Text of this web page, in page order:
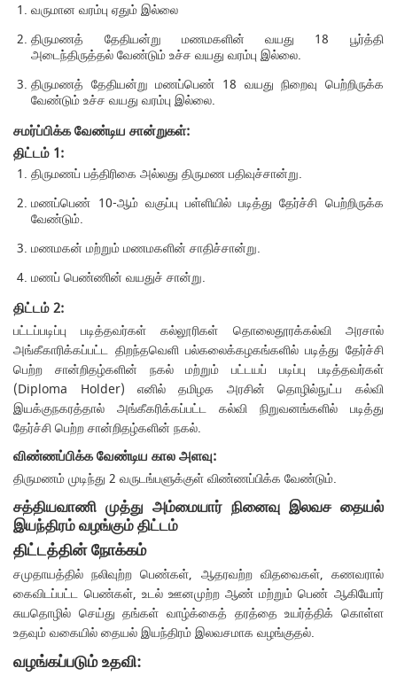
வருமான வரம்பு ஏதும் இல்லை
திருமணத் தேதியன்று மணமகளின் வயது 18 பூர்த்தி
அடைந்திருத்தல் வேண்டும் உச்ச வயது வரம்பு இல்லை.
திருமணத் தேதியன்று மணப்பெண் 18 வயது நிறைவு பெற்றிருக்க
வேண்டும் உச்ச வயது வரம்பு இல்லை.
சமர்ப்பிக்க வேண்டிய சான்றுகள்:
திட்டம் 1:
திருமணப் பத்திரிகை அல்லது திருமண பதிவுச்சான்று.
மணப்பெண் 10-ஆம் வகுப்பு பள்ளியில் படித்து தேர்ச்சி பெற்றிருக்க
வேண்டும்.
மணமகன் மற்றும் மணமகளின் சாதிச்சான்று.
மணப் பெண்ணின் வயதுச் சான்று.
திட்டம் 2:
பட்டப்படிப்பு படித்தவர்கள் கல்லூரிகள் தொலைதூரக்கல்வி அரசால்
அங்கீகாரிக்கப்பட்ட திறந்தவெளி பல்கலைக்கழகங்களில் படித்து தேர்ச்சி
பெற்ற சான்றிதழ்களின் நகல் மற்றும் பட்டயப் படிப்பு படித்தவர்கள்
(Diploma Holder) எனில் தமிழக அரசின் தொழில்நுட்ப கல்வி
இயக்குநகரத்தால் அங்கீகரிக்கப்பட்ட கல்வி நிறுவனங்களில் படித்து
தேர்ச்சி பெற்ற சான்றிதழ்களின் நகல்.
விண்ணப்பிக்க வேண்டிய கால அளவு:
திருமணம் முடிந்து 2 வருடங்பளுக்குள் விண்ணப்பிக்க வேண்டும்.
சத்தியவாணி முத்து அம்மையார் நினைவு இலவச தையல்
இயந்திரம் வழங்கும் திட்டம்
திட்டத்தின் நோக்கம்
சமுதாயத்தில் நலிவுற்ற பெண்கள், ஆதரவற்ற விதவைகள், கணவரால்
கைவிடப்பட்ட பெண்கள், உடல் ஊனமுற்ற ஆண் மற்றும் பெண் ஆகியோர்
சுயதொழில் செய்து தங்கள் வாழ்க்கைத் தரத்தை உயர்த்திக் கொள்ள
உதவும் வகையில் தையல் இயந்திரம் இலவசமாக வழங்குதல்.
வழங்கப்படும் உதவி: